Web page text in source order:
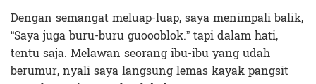
Dengan semangat meluap-luap, saya menimpali balik,
“Saya juga buru-buru guoooblok.” tapi dalam hati,
tentu saja. Melawan seorang ibu-ibu yang udah
berumur, nyali saya langsung lemas kayak pangsit